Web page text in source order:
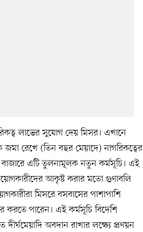
লাভের সুযোগ দেয় মিসর। এখানে
রেখে (তিন বছর মেয়াদে) নাগরিকত্বের
বাজারে এটি তুলনামূলক নতুন কর্মসূচি। এই
আকৃষ্ট করার মতো গুণাবলি
মিসরে বসবাসের পাশাপাশি
করতে পারেন। এই কর্মসূচি বিদেশি
অবদান রাখার লক্ষ্যে প্রণয়ন